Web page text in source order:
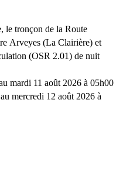
le tronçon de la Route
Arveyes (La Clairière) et
(OSR 2.01) de nuit
mardi 11 août 2026 à 05h00
mercredi 12 août 2026 à